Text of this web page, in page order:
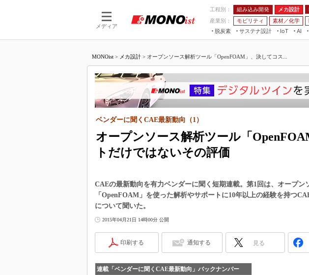
メディア
工程別： 組み込み開発 メカ設計
産業別：
モビリティ 素材／化学
脱炭素
サステナ設計
IoT
つながる工場
つながるサービス
AI
AI×設備保全
Physical AI
JIMTOF
組込み/エッジ コ
IIFES
国際ロボット展
TECHNO-
EdgeTech+
日本ものづくりワ
5G
VR／
フィ
組み込
デジ
S＆OP
MONOist > メカ設計 > オープンソース解析ツール「OpenFOAM」、決してコス...
オープンソース解析ツール「
トだけではないその評価
ベンダーに聞くCAE最新動向（1）
CAEの最新動向を有力ベンダーに聞く短期連載。第1回は、オープン
「OpenFOAM」を使った解析やサポートに10年以上の経験を持つ
について聞いた。
2015年04月21日 14時00分 公開
印刷する 通知する 見る
連載「ベンダーに聞くCAE最新動向」バックナンバー